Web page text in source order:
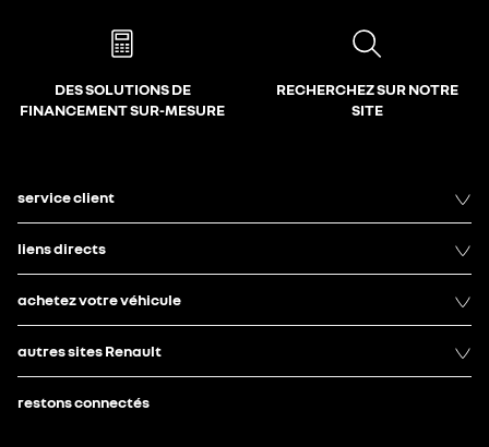
DES SOLUTIONS DE
FINANCEMENT SUR-MESURE
RECHERCHEZ SUR NOTRE
SITE
service client
liens directs
achetez votre véhicule
autres sites Renault
restons connectés